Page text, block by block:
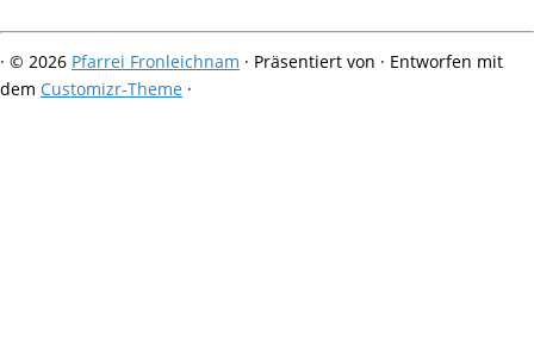
· © 2026 Pfarrei Fronleichnam · Präsentiert von · Entworfen mit
dem Customizr-Theme ·